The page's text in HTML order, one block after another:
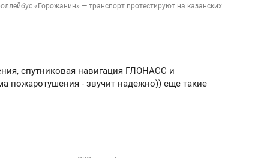
«Горожанин» — транспорт протестируют на казанских
спутниковая навигация ГЛОНАСС и
пожаротушения - звучит надежно)) еще такие